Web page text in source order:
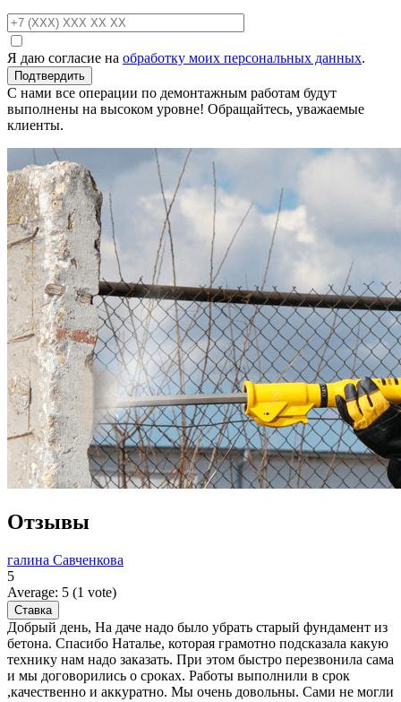
Я даю согласие на обработку моих персональных данных.
С нами все операции по демонтажным работам будут
выполнены на высоком уровне! Обращайтесь, уважаемые
клиенты.
Отзывы
галина Савченкова
5
Average: 5 (1 vote)
Добрый день, На даче надо было убрать старый фундамент из
бетона. Спасибо Наталье, которая грамотно подсказала какую
технику нам надо заказать. При этом быстро перезвонила сама
и мы договорились о сроках. Работы выполнили в срок
,качественно и аккуратно. Мы очень довольны. Сами не могли